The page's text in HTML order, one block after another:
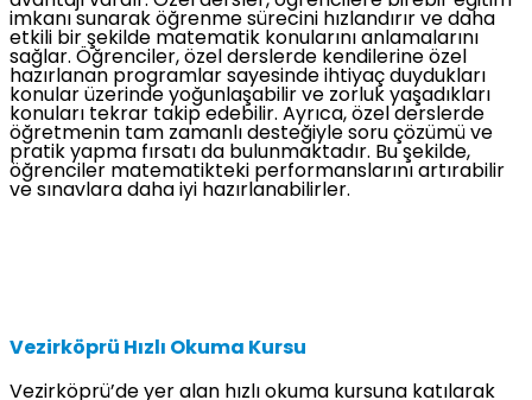
imkanı sunarak öğrenme sürecini hızlandırır ve daha
etkili bir şekilde matematik konularını anlamalarını
sağlar. Öğrenciler, özel derslerde kendilerine özel
hazırlanan programlar sayesinde ihtiyaç duydukları
konular üzerinde yoğunlaşabilir ve zorluk yaşadıkları
konuları tekrar takip edebilir. Ayrıca, özel derslerde
öğretmenin tam zamanlı desteğiyle soru çözümü ve
pratik yapma fırsatı da bulunmaktadır. Bu şekilde,
öğrenciler matematikteki performanslarını artırabilir
ve sınavlara daha iyi hazırlanabilirler.
Vezirköprü Hızlı Okuma Kursu
Vezirköprü’de yer alan hızlı okuma kursuna katılarak